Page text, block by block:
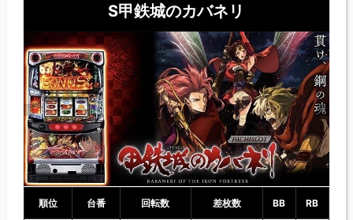
S甲鉄城のカバネリ
順位 台番 回転数 差枚数 BB RB